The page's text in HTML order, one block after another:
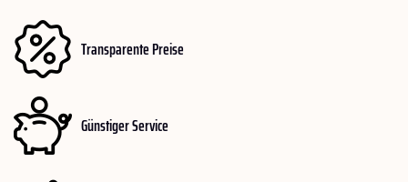
Transparente Preise
Günstiger Service